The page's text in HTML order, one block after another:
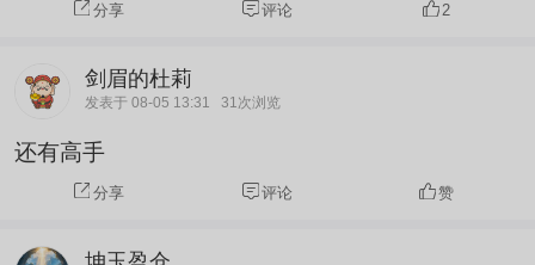
分享 评论 2
剑眉的杜莉
发表于 08-05 13:31 31次浏览
还有高手
分享 评论 赞